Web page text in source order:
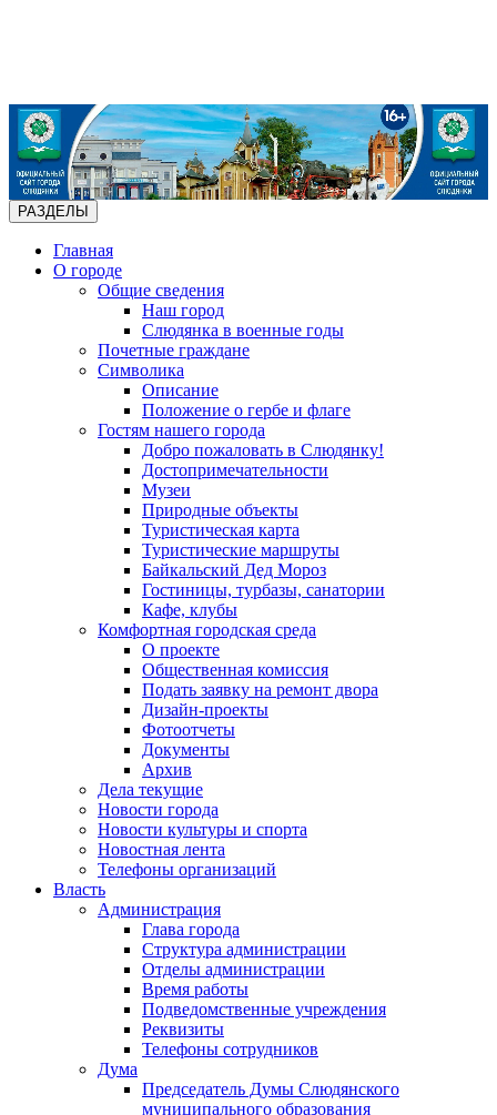
РАЗДЕЛЫ
Главная
О городе
Общие сведения
Наш город
Слюдянка в военные годы
Почетные граждане
Символика
Описание
Положение о гербе и флаге
Гостям нашего города
Добро пожаловать в Слюдянку!
Достопримечательности
Музеи
Природные объекты
Туристическая карта
Туристические маршруты
Байкальский Дед Мороз
Гостиницы, турбазы, санатории
Кафе, клубы
Комфортная городская среда
О проекте
Общественная комиссия
Подать заявку на ремонт двора
Дизайн-проекты
Фотоотчеты
Документы
Архив
Дела текущие
Новости города
Новости культуры и спорта
Новостная лента
Телефоны организаций
Власть
Администрация
Глава города
Структура администрации
Отделы администрации
Время работы
Подведомственные учреждения
Реквизиты
Телефоны сотрудников
Дума
Председатель Думы Слюдянского
муниципального образования